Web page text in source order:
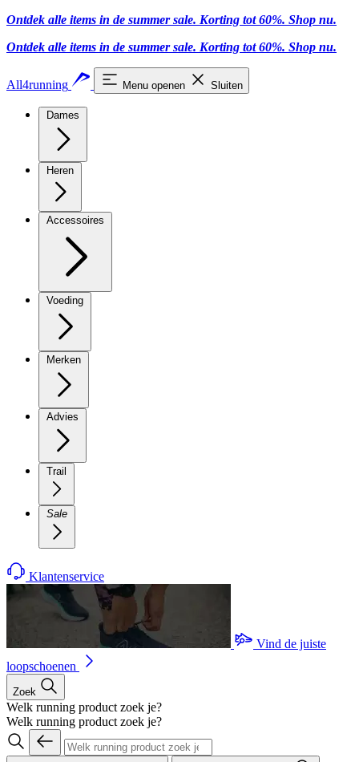
Ontdek alle items in de summer sale. Korting tot 60%. Shop nu.
Ontdek alle items in de summer sale. Korting tot 60%. Shop nu.
All4running Menu openen Sluiten
Dames
Heren
Accessoires
Voeding
Merken
Advies
Trail
Sale
Klantenservice
Vind de juiste
loopschoenen
Zoek
Welk running product zoek je?
Welk running product zoek je?